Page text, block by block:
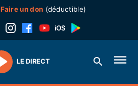
Faire un don (déductible)
Play
LE DIRECT